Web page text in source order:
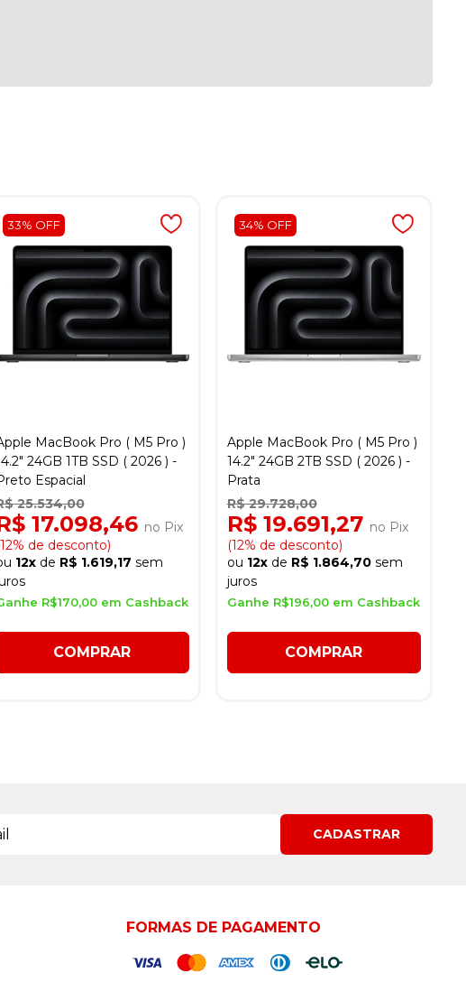
33% OFF
MacBook Pro ( M5 Pro )
24GB 1TB SSD ( 2026 ) -
Espacial
25.534,00
17.098,46 no Pix
de desconto)
12xde R$ 1.619,17 sem
R$170,00 em Cashback
COMPRAR
34% OFF
Apple MacBook Pro ( M5 Pro )
14.2" 24GB 2TB SSD ( 2026 ) -
Prata
R$ 29.728,00
R$ 19.691,27 no Pix
(12% de desconto)
ou 12xde R$ 1.864,70 sem
juros
Ganhe R$196,00 em Cashback
COMPRAR
CADASTRAR
FORMAS DE PAGAMENTO